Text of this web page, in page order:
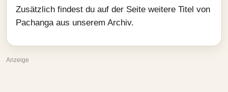
Zusätzlich findest du auf der Seite weitere Titel von
Pachanga aus unserem Archiv.
Anzeige